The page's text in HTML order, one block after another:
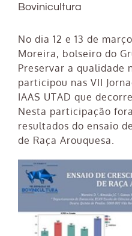
Bovinicultura
No dia 12 e 13 de
Moreira, bolseiro do
Preservar a qualidade
participou nas VII
IAAS UTAD que
Nesta participação
resultados do ensaio
de Raça Arouquesa.